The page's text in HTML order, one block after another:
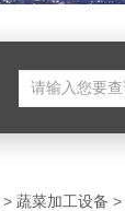
> 蔬菜加工设备 >